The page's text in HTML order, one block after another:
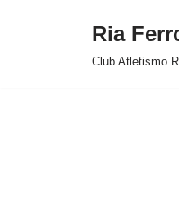
Ria
Club Atletismo